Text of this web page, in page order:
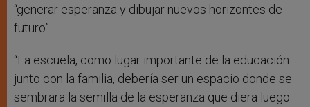
“generar esperanza y dibujar nuevos horizontes de
futuro”.
“La escuela, como lugar importante de la educación
junto con la familia, debería ser un espacio donde se
sembrara la semilla de la esperanza que diera luego